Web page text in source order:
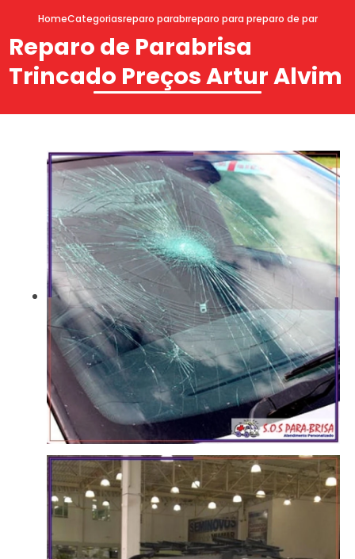
HomeCategoriasreparo parabrisasreparo para parabrisareparo de parabrisa
Reparo de Parabrisa
Trincado Preços Artur Alvim